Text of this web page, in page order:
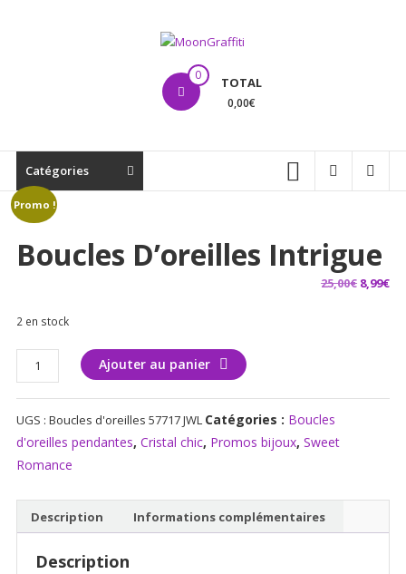
MoonGraffiti 0 TOTAL
0,00€
Catégories
Promo !
Boucles D’oreilles Intrigue
25,00€ Le
8,99€Le
2 en stock
quantité
de
Boucles
d'oreilles
Intrigue
Ajouter au panier
UGS : Boucles d'oreilles 57717 JWL Catégories : Boucles
d'oreilles pendantes, Cristal chic, Promos bijoux, Sweet
Romance
Description Informations complémentaires
Description